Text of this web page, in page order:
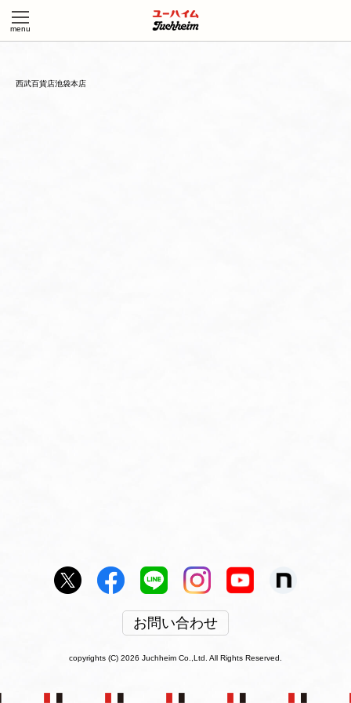
西武百貨店池袋本店
お問い合わせ
copyrights (C) 2026 Juchheim Co.,Ltd. All Rights Reserved.